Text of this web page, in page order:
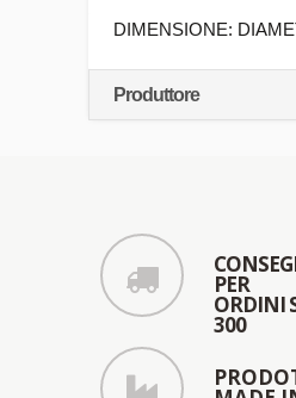
DIMENSIONE:
Produttore
PER
ORDINI
300